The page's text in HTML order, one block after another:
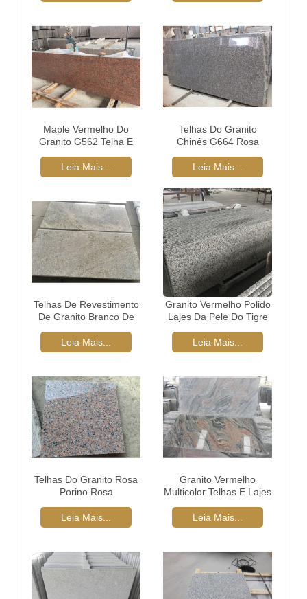
Maple Vermelho Do
Granito G562 Telha E
Leia Mais...
Telhas Do Granito
Chinês G664 Rosa
Leia Mais...
Telhas De Revestimento
De Granito Branco De
Kashmir
Leia Mais...
Granito Vermelho Polido
Lajes Da Pele Do Tigre
Leia Mais...
Telhas Do Granito Rosa
Porino Rosa
Leia Mais...
Granito Vermelho
Multicolor Telhas E Lajes
Leia Mais...